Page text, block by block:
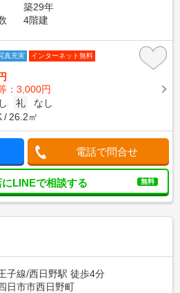
築29年
4階建
真充実 インターネット無料
：3,000円
礼
なし
26.2㎡
電話で問合せ
にLINEで相談する 無料
子線/西日野駅 徒歩4分
日市市西日野町